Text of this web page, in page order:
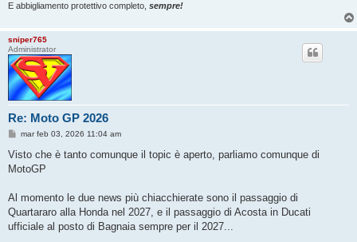
E abbigliamento protettivo completo, sempre!
sniper765
Administrator
Re: Moto GP 2026
M
s
a
o
mar feb 03, 2026 11:04 am
Visto che è tanto comunque il topic è aperto, parliamo comunque di
MotoGP
Al momento le due news più chiacchierate sono il passaggio di
Quartararo alla Honda nel 2027, e il passaggio di Acosta in Ducati
ufficiale al posto di Bagnaia sempre per il 2027...